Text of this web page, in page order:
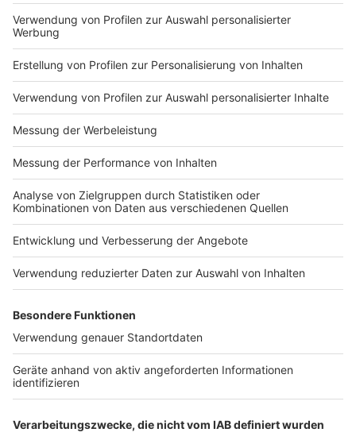
Impressum
Nutzungsbedingungen
Jobs
Presse
Werben
Archiv
ANTENNE BAYERN GROUP
Stiftung ANTENNE BAYERN
hilft
Teilnahmebedingungen
Kontakt
Studio-Hotline
Verkehrs-Hotline
Newsletter